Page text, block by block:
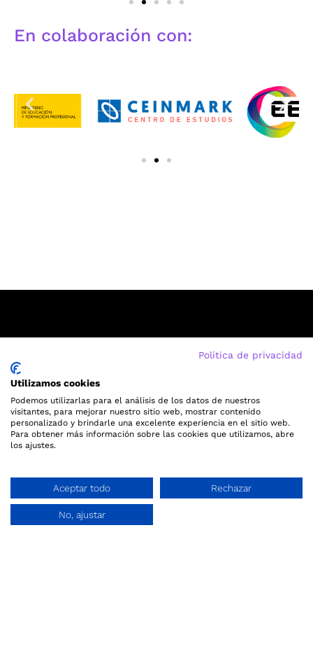
En colaboración con:
Portal de búsqueda de títulos de Formación
CONTACTO
Política de privacidad
Utilizamos cookies
Podemos utilizarlas para el análisis de los datos de nuestros
visitantes, para mejorar nuestro sitio web, mostrar contenido
personalizado y brindarle una excelente experiencia en el sitio web.
Para obtener más información sobre las cookies que utilizamos, abre
los ajustes.
Aceptar todo Rechazar
No, ajustar